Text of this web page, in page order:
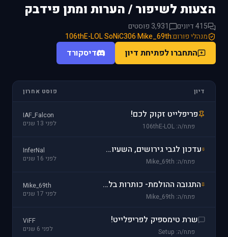
הצעות לשיפור / הערות ומתן פידבק
415 דיונים
3,931 פוסטים
מנהלי פורום:Mike_69th
·
SoNiC306
·
106thE-LOL
התחברו לפתיחת דיון דיסקורד
דיון פוסט אחרון
פריפלייט זקוק לכם!
פתח/ה: 106thE-LOL
IAF_Falcon
לפני 13 שנים
עדכון לגבי גירושים, השעיות ומה שביניהם. לקרוא ולא לשכוח!
פתח/ה: Mike_69th
InferNal
לפני 16 שנים
התגובה ההולמת- כותרות בלתי תקינות ושאר ירקות.
פתח/ה: Mike_69th
Mike_69th
לפני 17 שנים
שרת טימספיק לפריפלייט!
פתח/ה: Setup
ViFF
לפני 6 שנים